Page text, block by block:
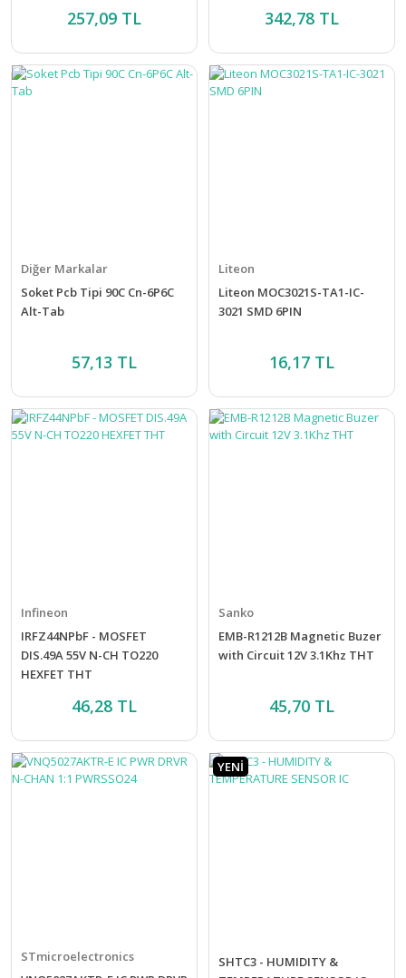
257,09 TL 342,78 TL
Diğer Markalar
Soket Pcb Tipi 90C Cn-6P6C
Alt-Tab
57,13 TL
Liteon
Liteon MOC3021S-TA1-IC-
3021 SMD 6PIN
16,17 TL
Infineon
IRFZ44NPbF - MOSFET
DIS.49A 55V N-CH TO220
HEXFET THT
46,28 TL
Sanko
EMB-R1212B Magnetic Buzer
with Circuit 12V 3.1Khz THT
45,70 TL
STmicroelectronics
YENİ
SHTC3 - HUMIDITY &